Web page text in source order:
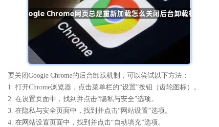
要关闭Google Chrome的后台卸载机制，可以尝试以下方法：
1. 打开Chrome浏览器，点击菜单栏的“设置”按钮（齿轮图标）。
2. 在设置页面中，找到并点击“隐私与安全”选项。
3. 在隐私与安全页面中，找到并点击“网站设置”选项。
4. 在网站设置页面中，找到并点击“自动填充”选项。